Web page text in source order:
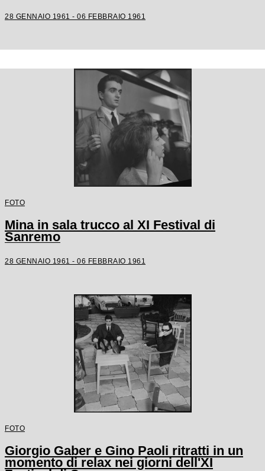
28 GENNAIO 1961 - 06 FEBBRAIO 1961
FOTO
Mina in sala trucco al XI Festival di
Sanremo
28 GENNAIO 1961 - 06 FEBBRAIO 1961
FOTO
Giorgio Gaber e Gino Paoli ritratti in un
momento di relax nei giorni dell'XI